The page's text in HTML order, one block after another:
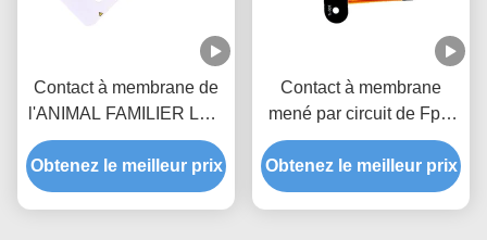
Contact à membrane de
l'ANIMAL FAMILIER LED
de polyester, contact à
membrane de clé adapté
aux besoins du client de
Obtenez le meilleur prix
Contact à membrane
mené par circuit de Fpc,
clavier numérique
extérieur mat de contact à
membrane
Obtenez le meilleur prix